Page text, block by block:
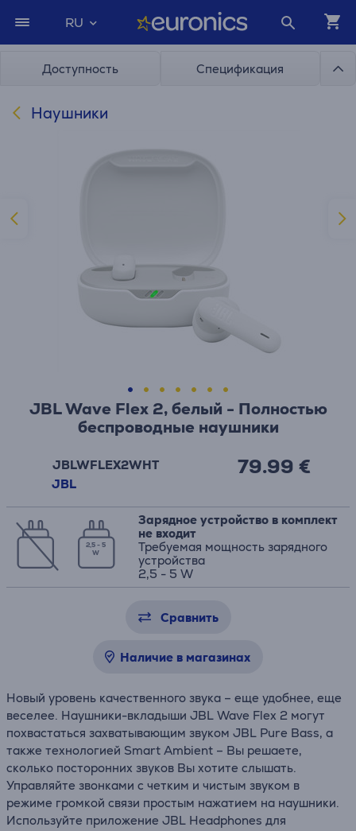
RU
Доступность Спецификация
Наушники
JBL Wave Flex 2, белый - Полностью
беспроводные наушники
JBLWFLEX2WHT
JBL
79.99 €
2,5 - 5
W
Зарядное устройство в комплект
не входит
Требуемая мощность зарядного
устройства
2,5 - 5 W
Сравнить
Наличие в магазинах
Новый уровень качественного звука – еще удобнее, еще
веселее. Наушники-вкладыши JBL Wave Flex 2 могут
похвастаться захватывающим звуком JBL Pure Bass, а
также технологией Smart Ambient – Вы решаете,
сколько посторонних звуков Вы хотите слышать.
Управляйте звонками с четким и чистым звуком в
режиме громкой связи простым нажатием на наушники.
Используйте приложение JBL Headphones для